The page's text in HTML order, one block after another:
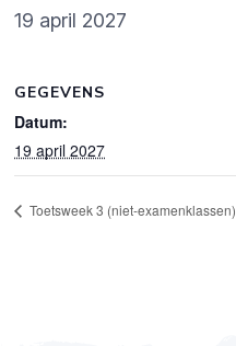
19 april 2027
GEGEVENS
Datum:
19 april 2027
Toetsweek 3 (niet-examenklassen)